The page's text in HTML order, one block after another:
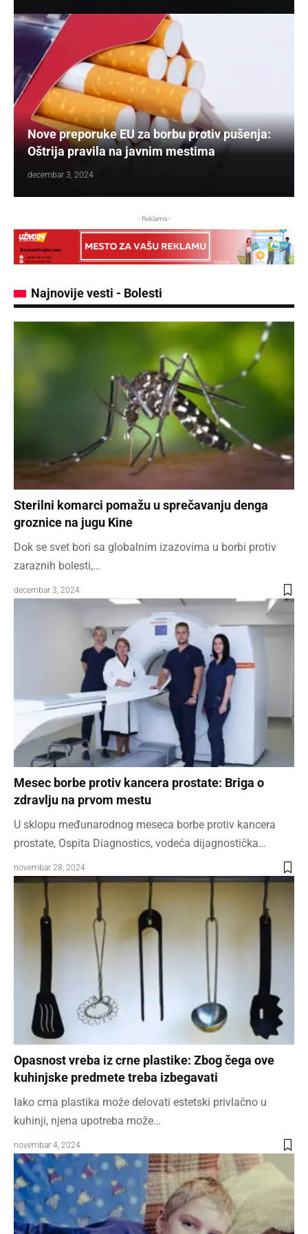
Nove preporuke EU za borbu protiv pušenja:
Oštrija pravila na javnim mestima
decembar 3, 2024
- Reklama -
Najnovije vesti - Bolesti
Sterilni komarci pomažu u sprečavanju denga
groznice na jugu Kine
Dok se svet bori sa globalnim izazovima u borbi protiv
zaraznih bolesti,…
decembar 3, 2024
Mesec borbe protiv kancera prostate: Briga o
zdravlju na prvom mestu
U sklopu međunarodnog meseca borbe protiv kancera
prostate, Ospita Diagnostics, vodeća dijagnostička…
novembar 28, 2024
Opasnost vreba iz crne plastike: Zbog čega ove
kuhinjske predmete treba izbegavati
Iako crna plastika može delovati estetski privlačno u
kuhinji, njena upotreba može…
novembar 4, 2024